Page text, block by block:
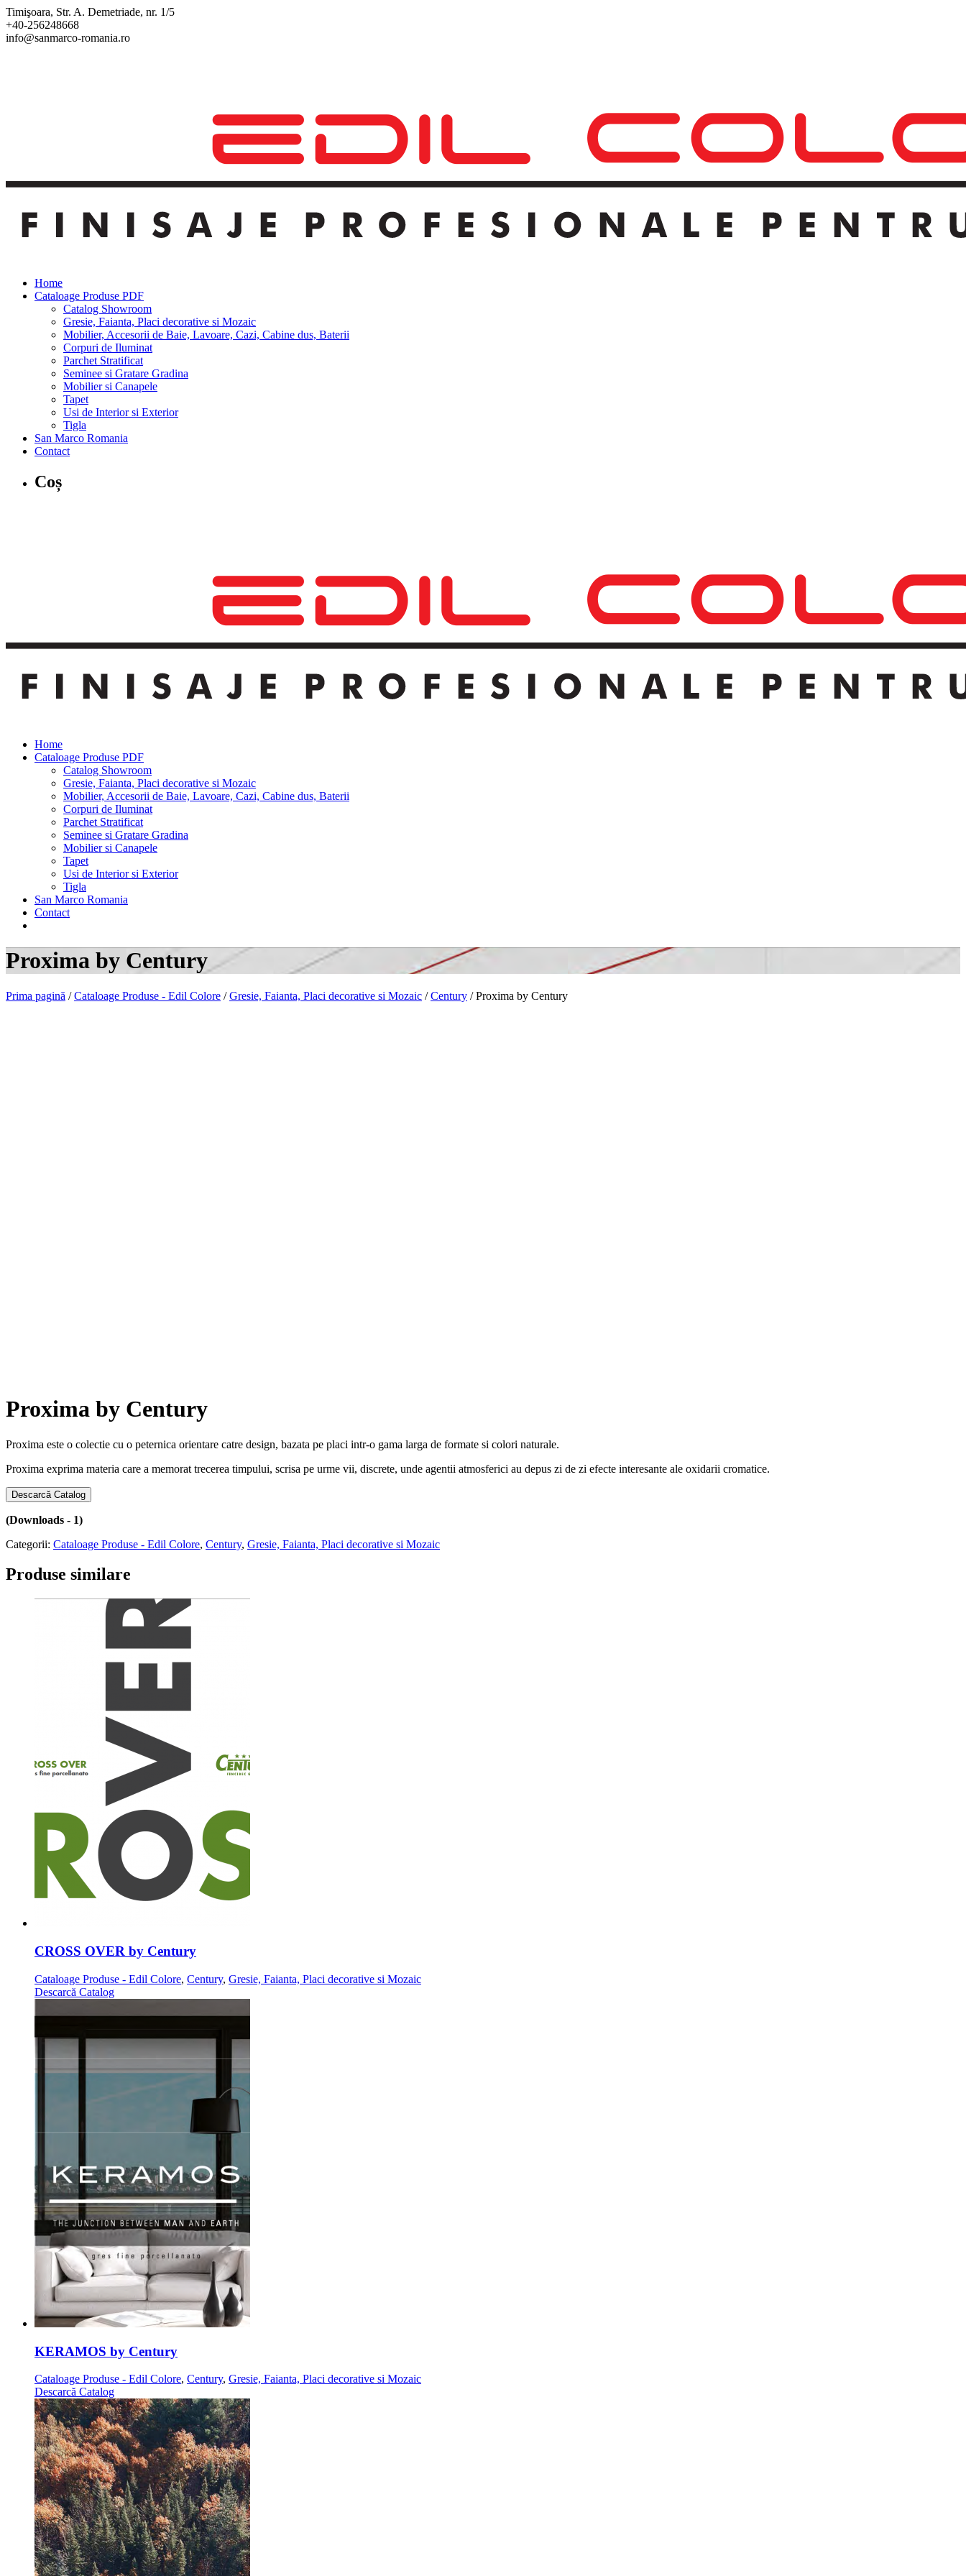
Timişoara, Str. A. Demetriade, nr. 1/5
+40-256248668
info@sanmarco-romania.ro
Home
Cataloage Produse PDF
Catalog Showroom
Gresie, Faianta, Placi decorative si Mozaic
Mobilier, Accesorii de Baie, Lavoare, Cazi, Cabine dus, Baterii
Corpuri de Iluminat
Parchet Stratificat
Seminee si Gratare Gradina
Mobilier si Canapele
Tapet
Usi de Interior si Exterior
Tigla
San Marco Romania
Contact
Coș
Home
Cataloage Produse PDF
Catalog Showroom
Gresie, Faianta, Placi decorative si Mozaic
Mobilier, Accesorii de Baie, Lavoare, Cazi, Cabine dus, Baterii
Corpuri de Iluminat
Parchet Stratificat
Seminee si Gratare Gradina
Mobilier si Canapele
Tapet
Usi de Interior si Exterior
Tigla
San Marco Romania
Contact
Proxima by Century
Prima pagină /Cataloage Produse - Edil Colore /Gresie, Faianta, Placi decorative si Mozaic /Century / Proxima by Century
Proxima by Century
Proxima este o colectie cu o peternica orientare catre design, bazata pe placi intr-o gama larga de formate si colori naturale.
Proxima exprima materia care a memorat trecerea timpului, scrisa pe urme vii, discrete, unde agentii atmosferici au depus zi de zi efecte interesante ale oxidarii cromatice.
Descarcă Catalog
(Downloads - 1)
Categorii: Cataloage Produse - Edil Colore, Century, Gresie, Faianta, Placi decorative si Mozaic
Produse similare
CROSS OVER by Century
Cataloage Produse - Edil Colore, Century, Gresie, Faianta, Placi decorative si Mozaic
Descarcă Catalog
KERAMOS by Century
Cataloage Produse - Edil Colore, Century, Gresie, Faianta, Placi decorative si Mozaic
Descarcă Catalog